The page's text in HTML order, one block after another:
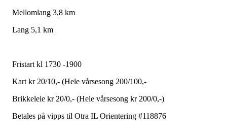
Mellomlang 3,8 km
Lang 5,1 km
Fristart kl 1730 -1900
Kart kr 20/10,- (Hele vårsesong 200/100,-
Brikkeleie kr 20/0,- (Hele vårsesong kr 200/0,-)
Betales på vipps til Otra IL Orientering #118876